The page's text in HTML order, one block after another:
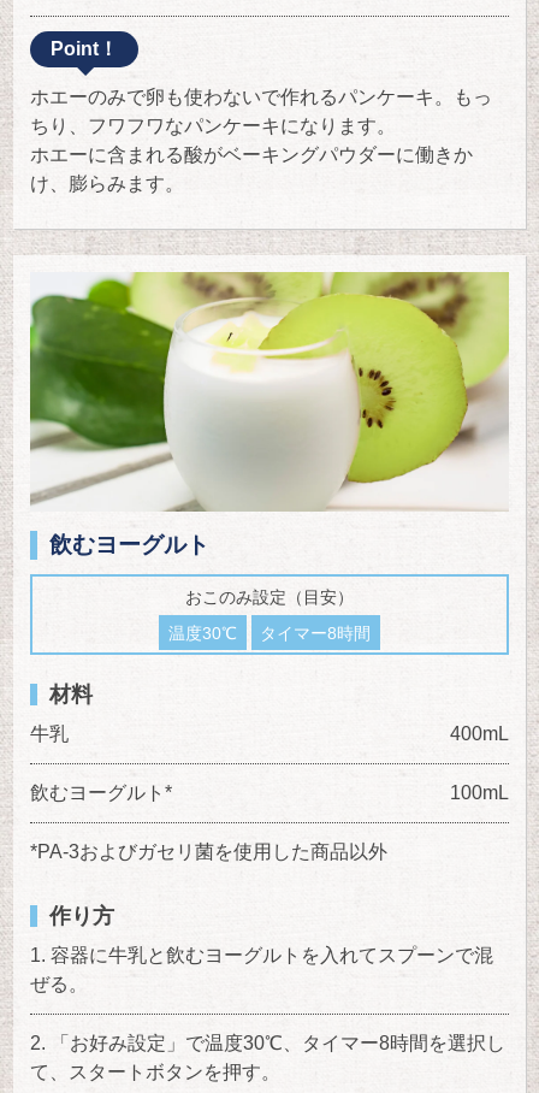
Point！
ホエーのみで卵も使わないで作れるパンケーキ。もっ
ちり、フワフワなパンケーキになります。
ホエーに含まれる酸がベーキングパウダーに働きか
け、膨らみます。
飲むヨーグルト
おこのみ設定（目安）
温度30℃
タイマー8時間
材料
牛乳 400mL
飲むヨーグルト* 100mL
*PA-3およびガセリ菌を使用した商品以外
作り方
容器に牛乳と飲むヨーグルトを入れてスプーンで混
ぜる。
「お好み設定」で温度30℃、タイマー8時間を選択し
て、スタートボタンを押す。